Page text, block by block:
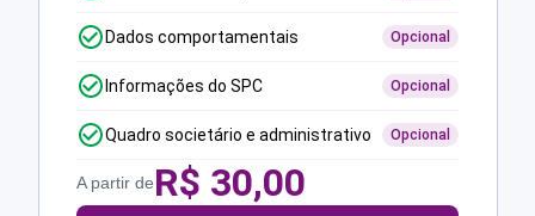
Dados comportamentais Opcional
Informações do SPC Opcional
Quadro societário e administrativo Opcional
A partir deR$ 30,00